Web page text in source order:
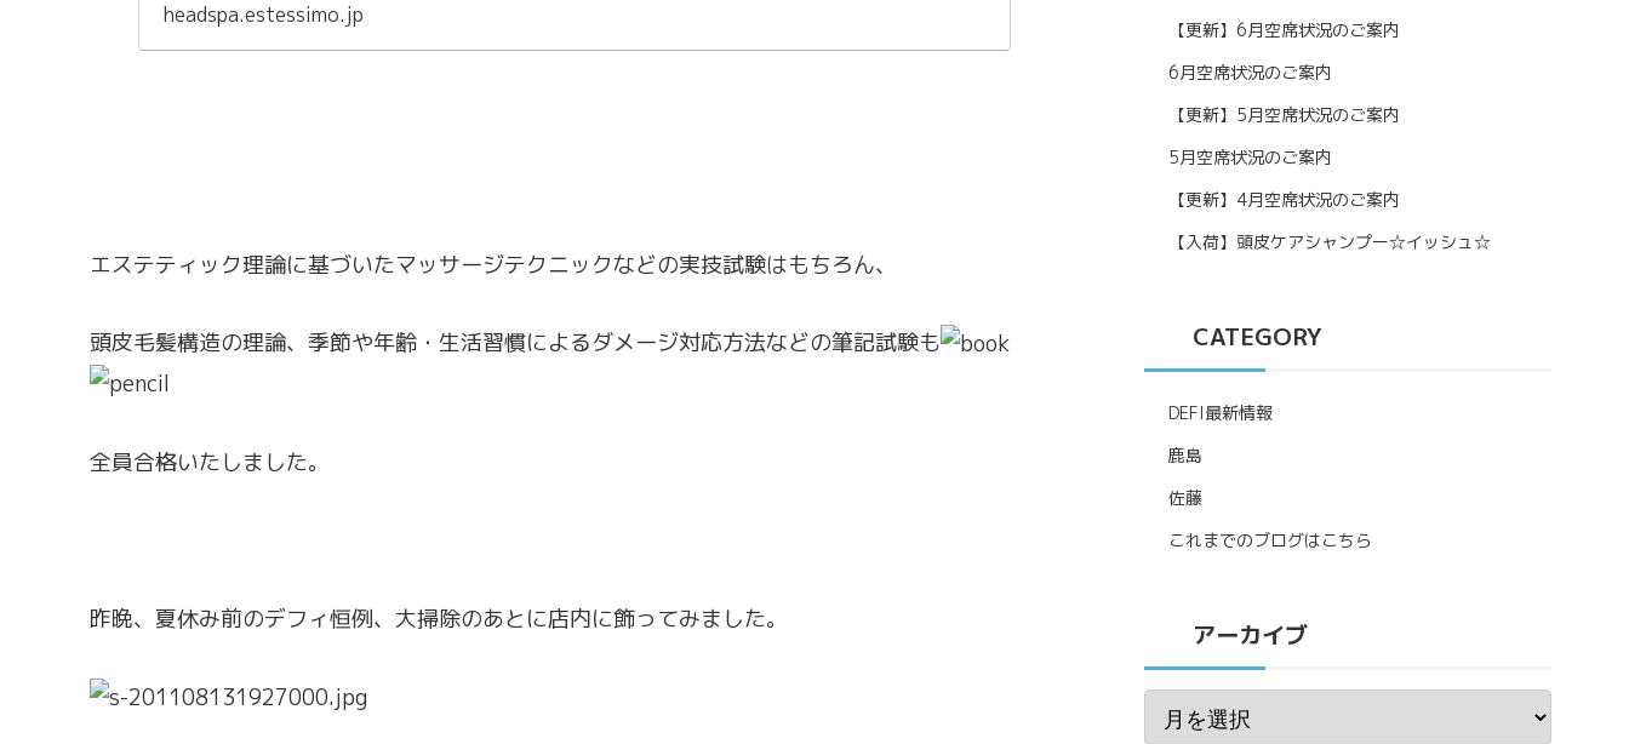
headspa.estessimo.jp
エステティック理論に基づいたマッサージテクニックなどの実技試験はもちろん、
頭皮毛髪構造の理論、季節や年齢・生活習慣によるダメージ対応方法などの筆記試験も
全員合格いたしました。
昨晩、夏休み前のデフィ恒例、大掃除のあとに店内に飾ってみました。
【更新】6月空席状況のご案内
6月空席状況のご案内
【更新】5月空席状況のご案内
5月空席状況のご案内
【更新】4月空席状況のご案内
【入荷】頭皮ケアシャンプー☆イッシュ☆
CATEGORY
DEFI最新情報
鹿島
佐藤
これまでのブログはこちら
アーカイブ